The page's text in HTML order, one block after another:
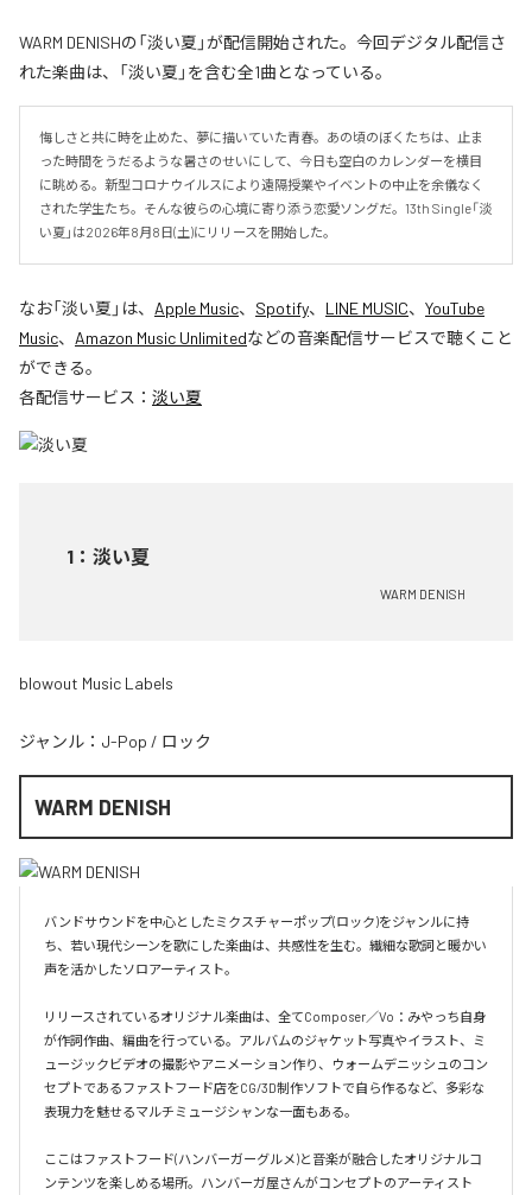
WARM DENISHの「淡い夏」が配信開始された。今回デジタル配信さ
れた楽曲は、「淡い夏」を含む全1曲となっている。
悔しさと共に時を止めた、夢に描いていた青春。あの頃のぼくたちは、止ま
った時間をうだるような暑さのせいにして、今日も空白のカレンダーを横目
に眺める。新型コロナウイルスにより遠隔授業やイベントの中止を余儀なく
された学生たち。そんな彼らの心境に寄り添う恋愛ソングだ。13th Single「淡
い夏」は2026年8月8日(土)にリリースを開始した。
なお「淡い夏 」は、 Apple Music、 Spotify、 LINE MUSIC、 YouTube
Music、 Amazon Music Unlimitedなどの音楽配信サービスで聴くこと
ができる。
各配信サービス： 淡い夏
1 ： 淡い夏
WARM DENISH
blowout Music Labels
ジャンル： J-Pop / ロック
WARM DENISH
バンドサウンドを中心としたミクスチャーポップ(ロック)をジャンルに持
ち、若い現代シーンを歌にした楽曲は、共感性を生む。繊細な歌詞と暖かい
声を活かしたソロアーティスト。
リリースされているオリジナル楽曲は、全てComposer／Vo：みやっち自身
が作詞作曲、編曲を行っている。アルバムのジャケット写真やイラスト、ミ
ュージックビデオの撮影やアニメーション作り、ウォームデニッシュのコン
セプトであるファストフード店をCG/3D制作ソフトで自ら作るなど、多彩な
表現力を魅せるマルチミュージシャンな一面もある。
ここはファストフード(ハンバーガーグルメ)と音楽が融合したオリジナルコ
ンテンツを楽しめる場所。ハンバーガ屋さんがコンセプトのアーティスト